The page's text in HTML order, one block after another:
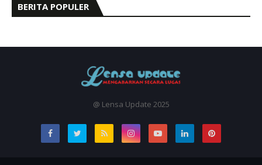
BERITA POPULER
@ Lensa Update 2025